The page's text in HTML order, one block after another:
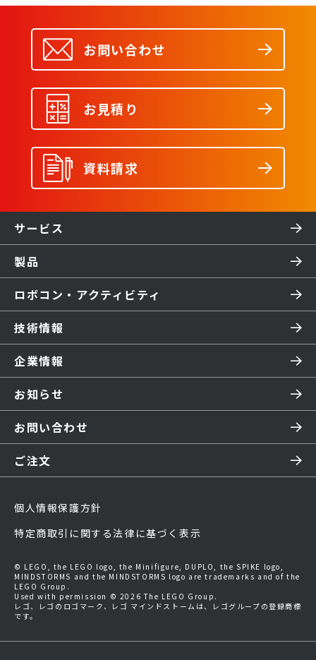
お問い合わせ
お見積り
資料請求
サービス
製品
ロボコン・アクティビティ
技術情報
企業情報
お知らせ
お問い合わせ
ご注文
個人情報保護方針
特定商取引に関する法律に基づく表示
© LEGO, the LEGO logo, the Minifigure, DUPLO, the SPIKE logo,
MINDSTORMS and the MINDSTORMS logo are trademarks and of the
LEGO Group.
Used with permission © 2026 The LEGO Group.
レゴ、レゴのロゴマーク、レゴ マインドストームは、レゴグループの登録商標
です。